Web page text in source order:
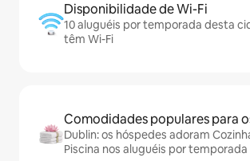
Disponibilidade de Wi-Fi
10 aluguéis por temporada desta
têm Wi-Fi
Comodidades populares para
Dublin: os hóspedes adoram
Piscina nos aluguéis por